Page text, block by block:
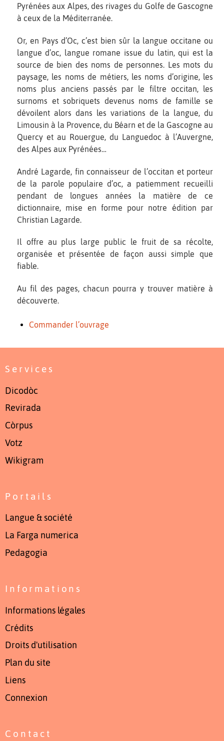
Pyrénées aux Alpes, des rivages du Golfe de Gascogne
à ceux de la Méditerranée.
Or, en Pays d’Oc, c’est bien sûr la langue occitane ou
langue d’oc, langue romane issue du latin, qui est la
source de bien des noms de personnes. Les mots du
paysage, les noms de métiers, les noms d’origine, les
noms plus anciens passés par le filtre occitan, les
surnoms et sobriquets devenus noms de famille se
dévoilent alors dans les variations de la langue, du
Limousin à la Provence, du Béarn et de la Gascogne au
Quercy et au Rouergue, du Languedoc à l’Auvergne,
des Alpes aux Pyrénées…
André Lagarde, fin connaisseur de l’occitan et porteur
de la parole populaire d’oc, a patiemment recueilli
pendant de longues années la matière de ce
dictionnaire, mise en forme pour notre édition par
Christian Lagarde.
Il offre au plus large public le fruit de sa récolte,
organisée et présentée de façon aussi simple que
fiable.
Au fil des pages, chacun pourra y trouver matière à
découverte.
Commander l’ouvrage
Services
Dicodòc
Revirada
Còrpus
Votz
Wikigram
Portails
Langue & société
La Farga numerica
Pedagogia
Informations
Informations légales
Crédits
Droits d'utilisation
Plan du site
Liens
Connexion
Contact